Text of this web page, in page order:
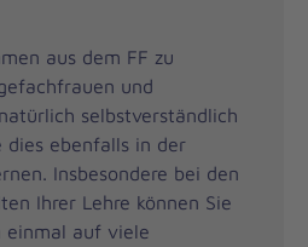
aus dem FF zu
und
selbstverständlich
dies ebenfalls in der
Insbesondere bei den
Ihrer Lehre können Sie
einmal auf viele